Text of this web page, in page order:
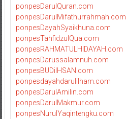
ponpesDarulQuran.com
ponpesDarulMifathurrahmah.com
ponpesDayahSyaikhuna.com
ponpesTahfidzulQua.com
ponpesRAHMATULHIDAYAH.com
ponpesDarussalamnuh.com
ponpesBUDiIHSAN.com
ponpesdayahdarulilham.com
ponpesDarulAmilin.com
ponpesDarulMakmur.com
ponpesNurulYaqintengku.com